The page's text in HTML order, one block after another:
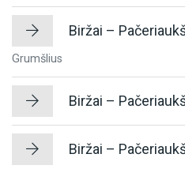
Biržai –
Grumšlius
Biržai –
Biržai –